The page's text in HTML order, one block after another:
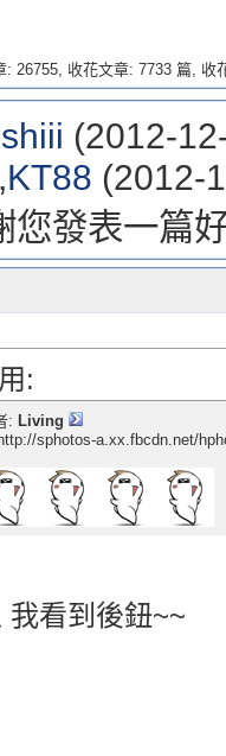
: 26755, 收花文章: 7733 篇, 收
(2012-
KT88 (2012-
您發表一篇
:
: Living
我看到後鈕~~